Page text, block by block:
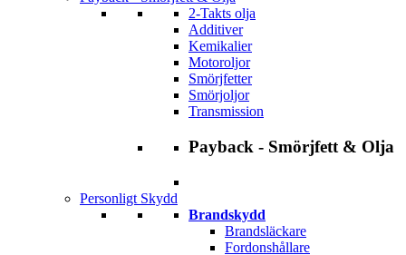
2-Takts olja
Additiver
Kemikalier
Motoroljor
Smörjfetter
Smörjoljor
Transmission
Payback - Smörjfett & Olja
Personligt Skydd
Brandskydd
Brandsläckare
Fordonshållare